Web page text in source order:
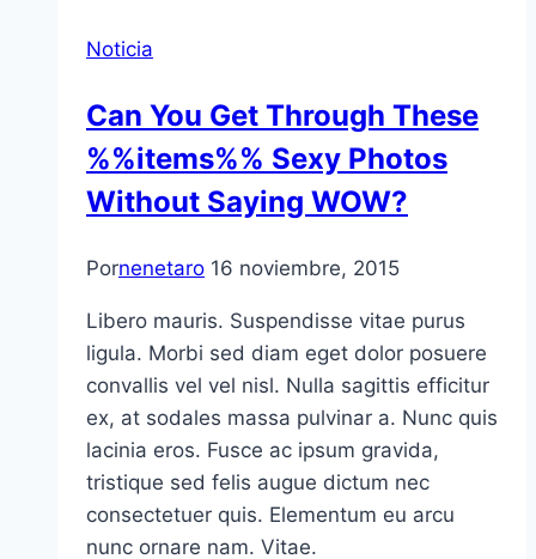
Noticia
Can You Get Through These
%%items%% Sexy Photos
Without Saying WOW?
Pornenetaro 16 noviembre, 2015
Libero mauris. Suspendisse vitae purus
ligula. Morbi sed diam eget dolor posuere
convallis vel vel nisl. Nulla sagittis efficitur
ex, at sodales massa pulvinar a. Nunc quis
lacinia eros. Fusce ac ipsum gravida,
tristique sed felis augue dictum nec
consectetuer quis. Elementum eu arcu
nunc ornare nam. Vitae.